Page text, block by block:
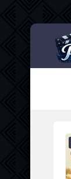
Мультсериалы